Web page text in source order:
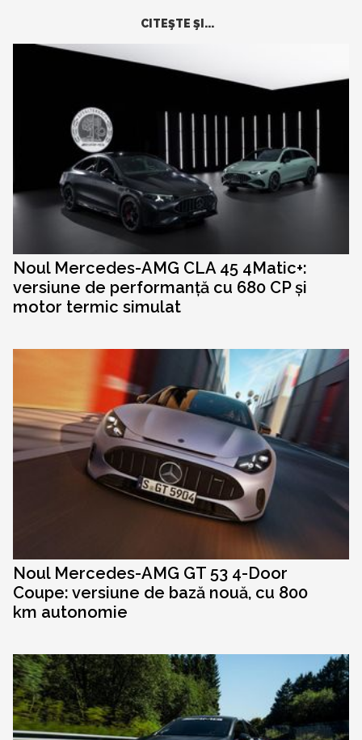
CITEŞTE ŞI...
Noul Mercedes-AMG CLA 45 4Matic+:
versiune de performanță cu 680 CP și
motor termic simulat
Noul Mercedes-AMG GT 53 4-Door
Coupe: versiune de bază nouă, cu 800
km autonomie